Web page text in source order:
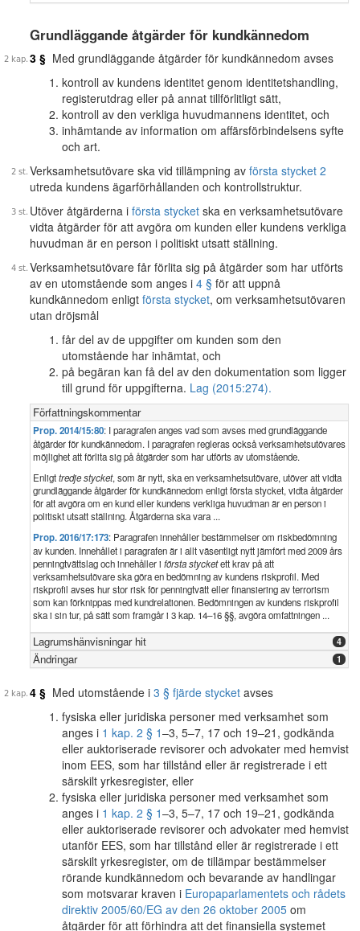
Grundläggande åtgärder för kundkännedom
3 § Med grundläggande åtgärder för kundkännedom avses
kontroll av kundens identitet genom identitetshandling,
registerutdrag eller på annat tillförlitligt sätt,
kontroll av den verkliga huvudmannens identitet, och
inhämtande av information om affärsförbindelsens syfte
och art.
Verksamhetsutövare ska vid tillämpning av första stycket 2
utreda kundens ägarförhållanden och kontrollstruktur.
Utöver åtgärderna i första stycket ska en verksamhetsutövare
vidta åtgärder för att avgöra om kunden eller kundens verkliga
huvudman är en person i politiskt utsatt ställning.
Verksamhetsutövare får förlita sig på åtgärder som har utförts
av en utomstående som anges i 4 § för att uppnå
kundkännedom enligt första stycket, om verksamhetsutövaren
utan dröjsmål
får del av de uppgifter om kunden som den
utomstående har inhämtat, och
på begäran kan få del av den dokumentation som ligger
till grund för uppgifterna. Lag (2015:274).
Författningskommentar
Prop. 2014/15:80: I paragrafen anges vad som avses med grundläggande
åtgärder för kundkännedom. I paragrafen regleras också verksamhetsutövares
möjlighet att förlita sig på åtgärder som har utförts av utomstående.
Enligttredje stycket, som är nytt, ska en verksamhetsutövare, utöver att vidta
grundläggande åtgärder för kundkännedom enligt första stycket, vidta åtgärder
för att avgöra om en kund eller kundens verkliga huvudman är en person i
politiskt utsatt ställning. Åtgärderna ska vara ...
Prop. 2016/17:173: Paragrafen innehåller bestämmelser om riskbedömning
av kunden. Innehållet i paragrafen är i allt väsentligt nytt jämfört med 2009 års
penningtvättslag och innehåller i första stycketett krav på att
verksamhetsutövare ska göra en bedömning av kundens riskprofil. Med
riskprofil avses hur stor risk för penningtvätt eller finansiering av terrorism
som kan förknippas med kundrelationen. Bedömningen av kundens riskprofil
ska i sin tur, på sätt som framgår i 3 kap. 14–16 §§, avgöra omfattningen ...
Lagrumshänvisningar hit 4
Ändringar 1
4 § Med utomstående i 3 § fjärde stycket avses
fysiska eller juridiska personer med verksamhet som
anges i 1 kap. 2 § 1–3, 5–7, 17 och 19–21, godkända
eller auktoriserade revisorer och advokater med hemvist
inom EES, som har tillstånd eller är registrerade i ett
särskilt yrkesregister, eller
fysiska eller juridiska personer med verksamhet som
anges i 1 kap. 2 § 1–3, 5–7, 17 och 19–21, godkända
eller auktoriserade revisorer och advokater med hemvist
utanför EES, som har tillstånd eller är registrerade i ett
särskilt yrkesregister, om de tillämpar bestämmelser
rörande kundkännedom och bevarande av handlingar
som motsvarar kraven i Europaparlamentets och rådets
direktiv 2005/60/EG av den 26 oktober 2005 om
åtgärder för att förhindra att det finansiella systemet